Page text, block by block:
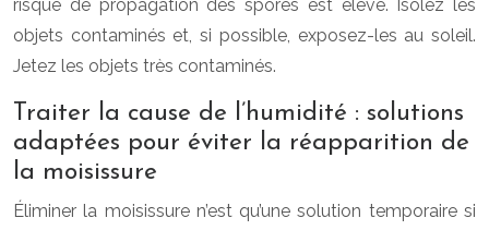
risque de propagation des spores est élevé. Isolez les
objets contaminés et, si possible, exposez-les au soleil.
Jetez les objets très contaminés.
Traiter la cause de l’humidité : solutions
adaptées pour éviter la réapparition de
la moisissure
Éliminer la moisissure n’est qu’une solution temporaire si